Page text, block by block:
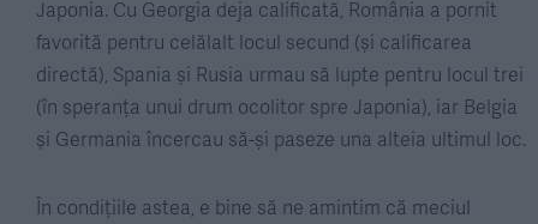
Japonia. Cu Georgia deja calificată, România a pornit
favorită pentru celălalt locul secund (și calificarea
directă), Spania și Rusia urmau să lupte pentru locul trei
(în speranța unui drum ocolitor spre Japonia), iar Belgia
și Germania încercau să-și paseze una alteia ultimul loc.
În condițiile astea, e bine să ne amintim că meciul